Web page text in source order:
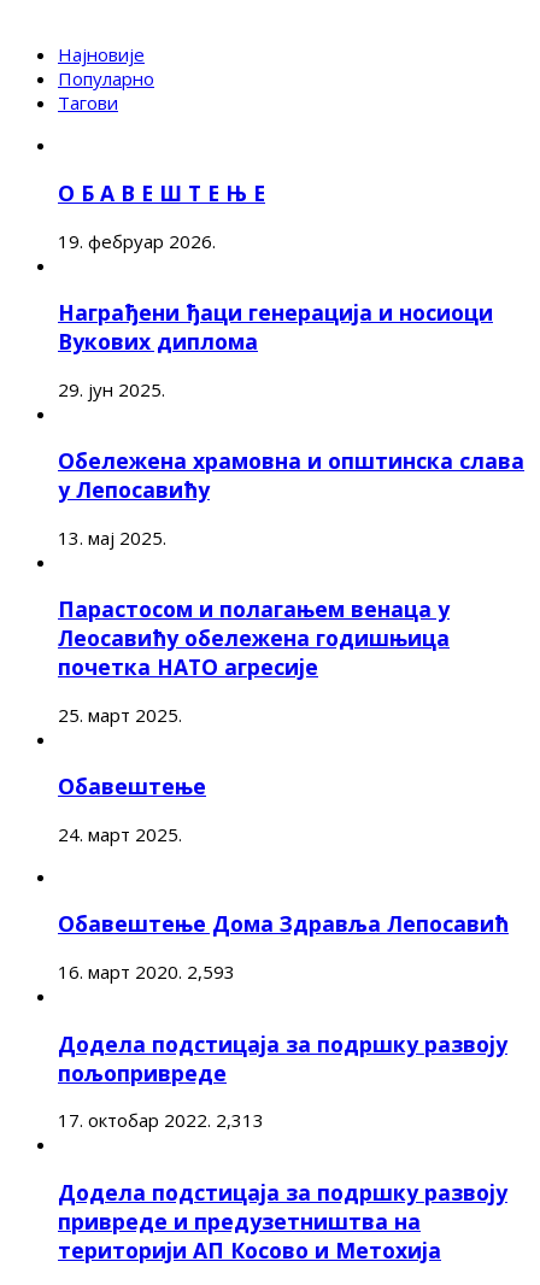
Најновије
Популарно
Тагови
О Б А В Е Ш Т Е Њ Е
19. фебруар 2026.
Награђени ђаци генерација и носиоци
Вукових диплома
29. јун 2025.
Обележена храмовна и општинска слава
у Лепосавићу
13. мај 2025.
Парастосом и полагањем венаца у
Леосавићу обележена годишњица
почетка НАТО агресије
25. март 2025.
Обавештење
24. март 2025.
Обавештење Дома Здравља Лепосавић
16. март 2020. 2,593
Додела подстицаја за подршку развоју
пољопривреде
17. октобар 2022. 2,313
Додела подстицаја за подршку развоју
привреде и предузетништва на
територији АП Косово и Метохија